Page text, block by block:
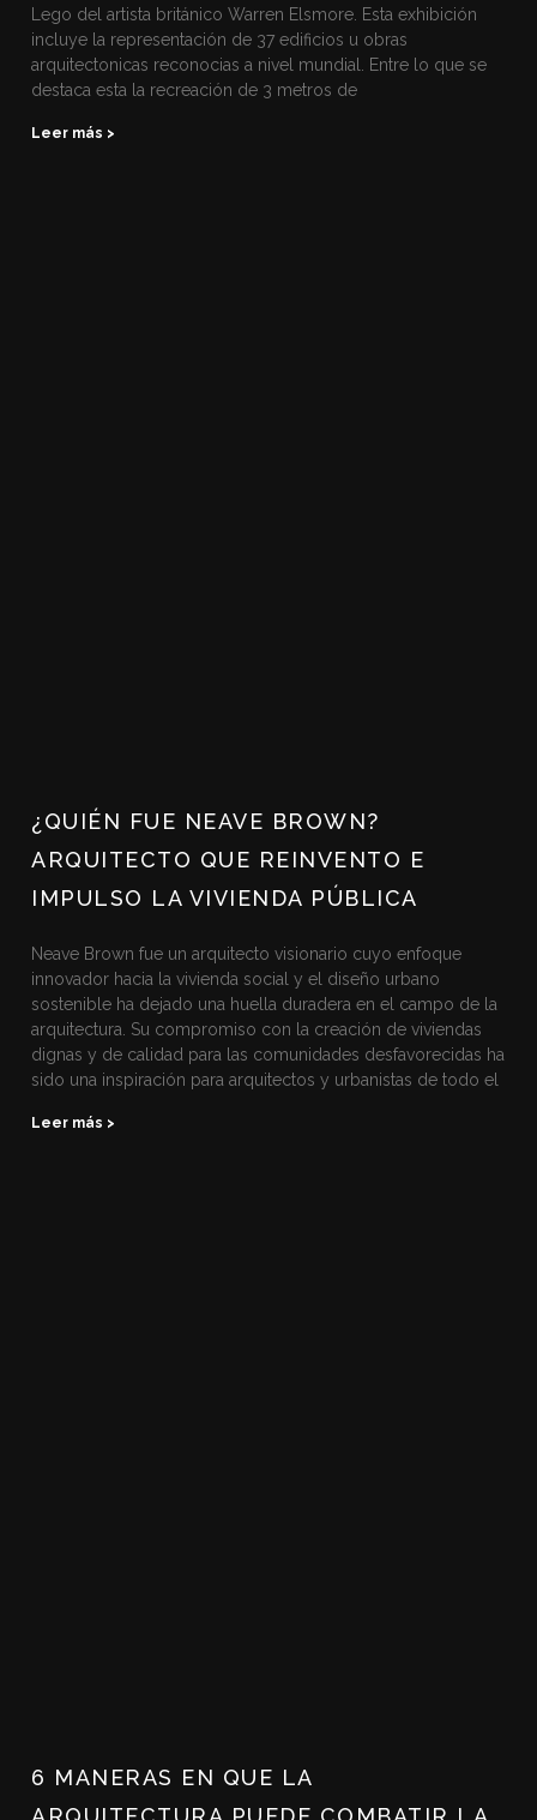
Lego del artista británico Warren Elsmore. Esta exhibición
incluye la representación de 37 edificios u obras
arquitectonicas reconocias a nivel mundial. Entre lo que se
destaca esta la recreación de 3 metros de
Leer más >
¿QUIÉN FUE NEAVE BROWN?
ARQUITECTO QUE REINVENTO E
IMPULSO LA VIVIENDA PÚBLICA
Neave Brown fue un arquitecto visionario cuyo enfoque
innovador hacia la vivienda social y el diseño urbano
sostenible ha dejado una huella duradera en el campo de la
arquitectura. Su compromiso con la creación de viviendas
dignas y de calidad para las comunidades desfavorecidas ha
sido una inspiración para arquitectos y urbanistas de todo el
Leer más >
6 MANERAS EN QUE LA